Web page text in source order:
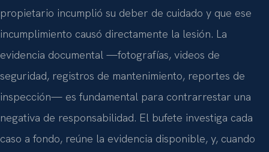
propietario incumplió su deber de cuidado y que ese
incumplimiento causó directamente la lesión. La
evidencia documental —fotografías, videos de
seguridad, registros de mantenimiento, reportes de
inspección— es fundamental para contrarrestar una
negativa de responsabilidad. El bufete investiga cada
caso a fondo, reúne la evidencia disponible, y, cuando